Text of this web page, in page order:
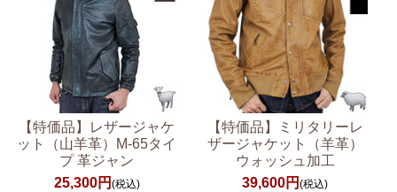
【特価品】レザージャケ
ット（山羊革）M-65タイ
プ 革ジャン
25,300円 (税込)
【特価品】ミリタリーレ
ザージャケット（羊革）
ウォッシュ加工
39,600円(税込)